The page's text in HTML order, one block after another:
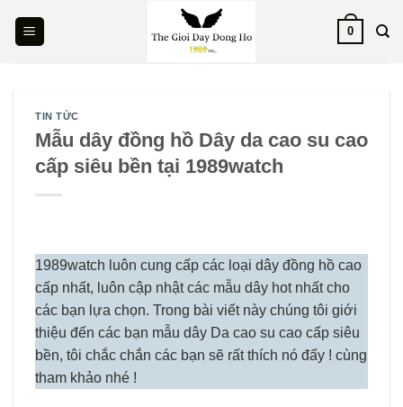
0
TIN TỨC
Mẫu dây đồng hồ Dây da cao su cao
cấp siêu bền tại 1989watch
1989watch luôn cung cấp các loại dây đồng hồ cao
cấp nhất, luôn cập nhật các mẫu dây hot nhất cho
các bạn lựa chọn. Trong bài viết này chúng tôi giới
thiệu đến các bạn mẫu dây Da cao su cao cấp siêu
bền, tôi chắc chắn các bạn sẽ rất thích nó đấy ! cùng
tham khảo nhé !